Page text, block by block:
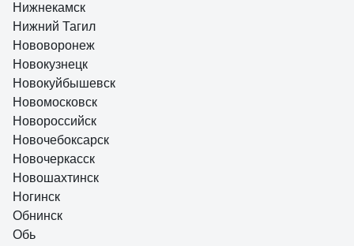
Нижнекамск
Нижний Тагил
Нововоронеж
Новокузнецк
Новокуйбышевск
Новомосковск
Новороссийск
Новочебоксарск
Новочеркасск
Новошахтинск
Ногинск
Обнинск
Обь